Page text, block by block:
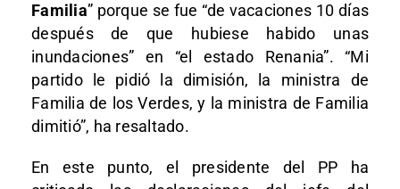
Familia” porque se fue “de vacaciones 10 días
después de que hubiese habido unas
inundaciones” en “el estado Renania”. “Mi
partido le pidió la dimisión, la ministra de
Familia de los Verdes, y la ministra de Familia
dimitió”, ha resaltado.
En este punto, el presidente del PP ha